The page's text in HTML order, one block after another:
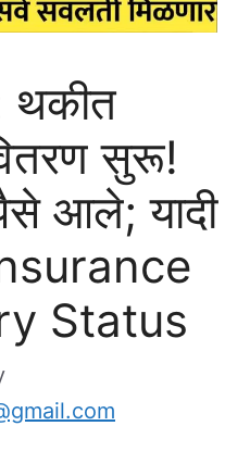
थकीत
सुरू!
आले; यादी
Status